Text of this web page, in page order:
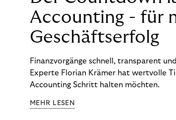
Accounting - für
Geschäftserfolg
Finanzvorgänge schnell, transparent
Experte Florian Krämer hat wertvolle
Accounting Schritt halten möchten.
MEHR LESEN